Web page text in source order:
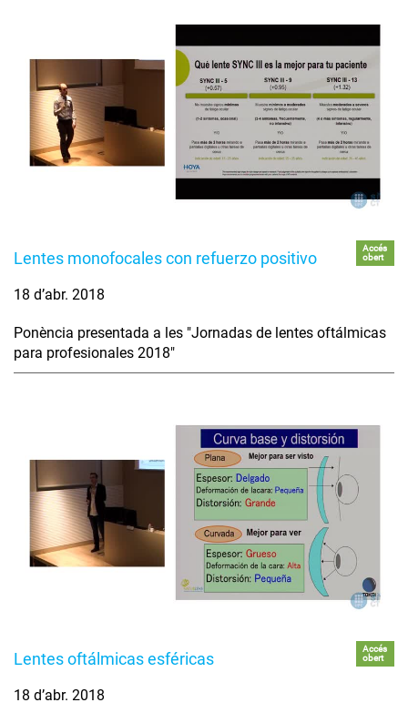
Lentes monofocales con refuerzo positivo
Accés
obert
18 d’abr. 2018
Ponència presentada a les "Jornadas de lentes oftálmicas
para profesionales 2018"
Lentes oftálmicas esféricas
Accés
obert
18 d’abr. 2018